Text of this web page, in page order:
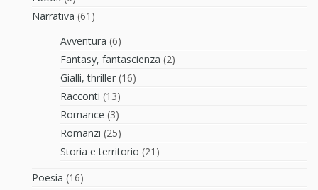
Narrativa (61)
Avventura (6)
Fantasy, fantascienza (2)
Gialli, thriller (16)
Racconti (13)
Romance (3)
Romanzi (25)
Storia e territorio (21)
Poesia (16)